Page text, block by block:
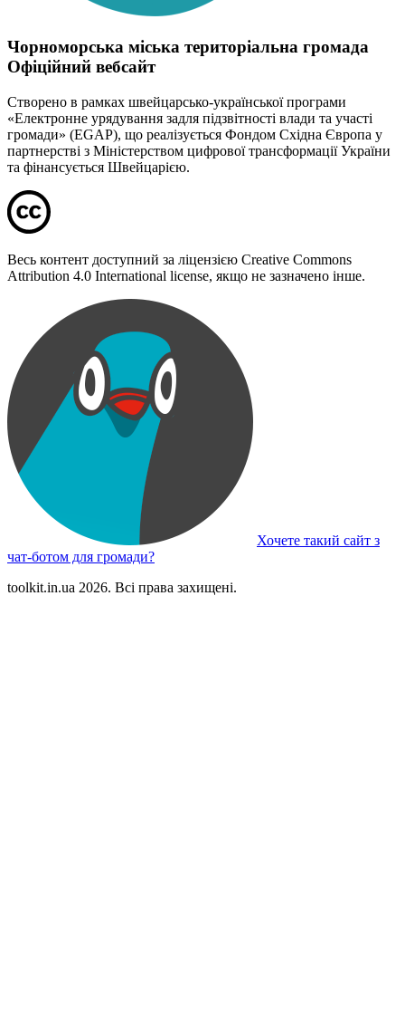
Чорноморська міська територіальна громада
Офіційний вебсайт
Створено в рамках швейцарсько-української програми
«Електронне урядування задля підзвітності влади та участі
громади» (EGAP), що реалізується Фондом Східна Європа у
партнерстві з Міністерством цифрової трансформації України
та фінансується Швейцарією.
Весь контент доступний за ліцензією Creative Commons
Attribution 4.0 International license, якщо не зазначено інше.
Хочете такий сайт з
чат-ботом для громади?
toolkit.in.ua 2026. Всі права захищені.